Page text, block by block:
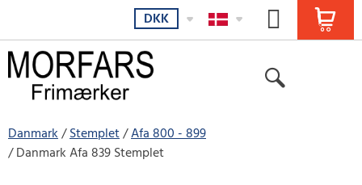
DKK
Danmark Stemplet Afa 800 - 899
Danmark Afa 839 Stemplet